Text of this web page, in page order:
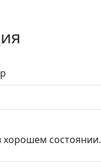
хорошем состоянии.